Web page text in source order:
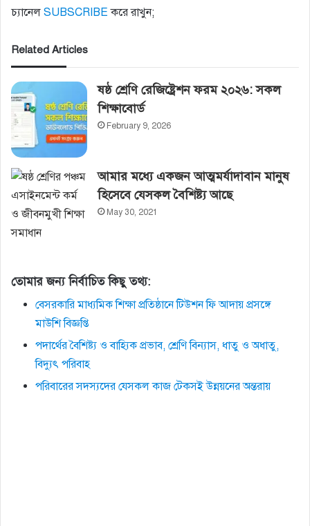
চ্যানেল SUBSCRIBE করে রাখুন;
Related Articles
ষষ্ঠ শ্রেণি রেজিষ্ট্রেশন ফরম ২০২৬: সকল
শিক্ষাবোর্ড
February 9, 2026
আমার মধ্যে একজন আত্মমর্যাদাবান মানুষ
হিসেবে যেসকল বৈশিষ্ট্য আছে
May 30, 2021
তোমার জন্য নির্বাচিত কিছু তথ্য:
বেসরকারি মাধ্যমিক শিক্ষা প্রতিষ্ঠানে টিউশন ফি আদায় প্রসঙ্গে
মাউশি বিজ্ঞপ্তি
পদার্থের বৈশিষ্ট্য ও বাহ্যিক প্রভাব, শ্রেণি বিন্যাস, ধাতু ও অধাতু,
বিদ্যুৎ পরিবাহ
পরিবারের সদস্যদের যেসকল কাজ টেকসই উন্নয়নের অন্তরায়